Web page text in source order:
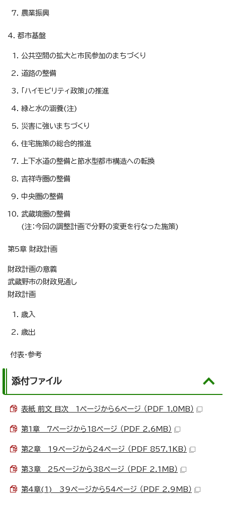
農業振興
4. 都市基盤
公共空間の拡大と市民参加のまちづくり
道路の整備
「ハイモビリティ政策」の推進
緑と水の涵養(注)
災害に強いまちづくり
住宅施策の総合的推進
上下水道の整備と節水型都市構造への転換
吉祥寺圏の整備
中央圏の整備
武蔵境圏の整備
(注：今回の調整計画で分野の変更を行なった施策)
第5章 財政計画
財政計画の意義
武蔵野市の財政見通し
財政計画
歳入
歳出
付表・参考
添付ファイル
表紙 前文 目次 1ページから6ページ （PDF 1.0MB）
第1章 7ページから18ページ （PDF 2.6MB）
第2章 19ページから24ページ （PDF 857.1KB）
第3章 25ページから38ページ （PDF 2.1MB）
第4章(1) 39ページから54ページ （PDF 2.9MB）